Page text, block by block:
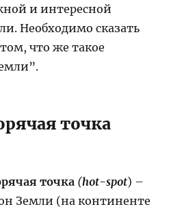
и интересной
Необходимо сказать
что же такое
точка
точка (hot-spot) –
Земли (на континенте